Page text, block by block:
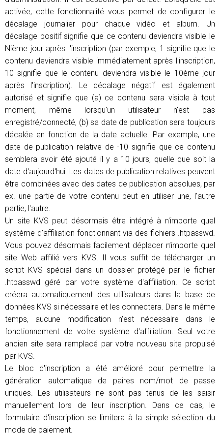
activée, cette fonctionnalité vous permet de configurer le
décalage journalier pour chaque vidéo et album. Un
décalage positif signifie que ce contenu deviendra visible le
Nième jour après l'inscription (par exemple, 1 signifie que le
contenu deviendra visible immédiatement après l'inscription,
10 signifie que le contenu deviendra visible le 10ème jour
après l'inscription). Le décalage négatif est également
autorisé et signifie que (a) ce contenu sera visible à tout
moment, même lorsqu'un utilisateur n'est pas
enregistré/connecté, (b) sa date de publication sera toujours
décalée en fonction de la date actuelle. Par exemple, une
date de publication relative de -10 signifie que ce contenu
semblera avoir été ajouté il y a 10 jours, quelle que soit la
date d'aujourd'hui. Les dates de publication relatives peuvent
être combinées avec des dates de publication absolues, par
ex. une partie de votre contenu peut en utiliser une, l'autre
partie, l'autre.
Un site KVS peut désormais être intégré à n'importe quel
système d'affiliation fonctionnant via des fichiers .htpasswd.
Vous pouvez désormais facilement déplacer n’importe quel
site Web affilié vers KVS. Il vous suffit de télécharger un
script KVS spécial dans un dossier protégé par le fichier
.htpasswd géré par votre système d'affiliation. Ce script
créera automatiquement des utilisateurs dans la base de
données KVS si nécessaire et les connectera. Dans le même
temps, aucune modification n'est nécessaire dans le
fonctionnement de votre système d'affiliation. Seul votre
ancien site sera remplacé par votre nouveau site propulsé
par KVS.
Le bloc d'inscription a été amélioré pour permettre la
génération automatique de paires nom/mot de passe
uniques. Les utilisateurs ne sont pas tenus de les saisir
manuellement lors de leur inscription. Dans ce cas, le
formulaire d'inscription se limitera à la simple sélection du
mode de paiement.